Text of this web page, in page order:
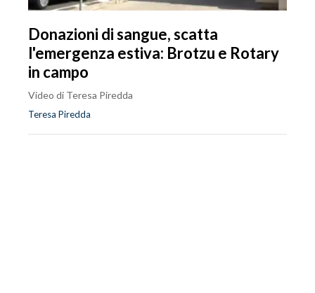
Donazioni di sangue, scatta
l'emergenza estiva: Brotzu e Rotary
in campo
Video di Teresa Piredda
Teresa Piredda